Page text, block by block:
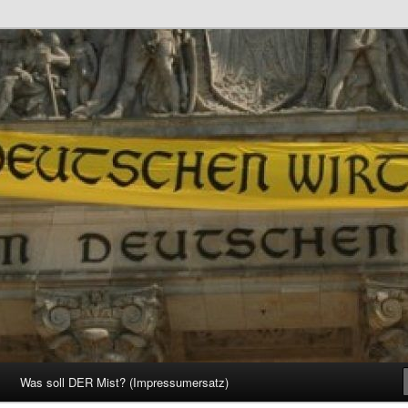
Was soll DER Mist? (Impressumersatz)